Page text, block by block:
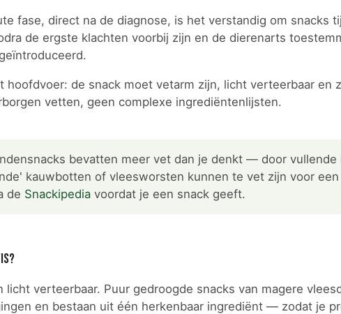
fase, direct na de diagnose, is het verstandig om snacks
de ergste klachten voorbij zijn en de dierenarts
hoofdvoer: de snack moet vetarm zijn, licht verteerbaar en
vetten, geen complexe ingrediëntenlijsten.
bevatten meer vet dan je denkt — door vullende
kauwbotten of vleesworsten kunnen te vet zijn voor
de Snackipedia voordat je een snack geeft.
verteerbaar. Puur gedroogde snacks van magere
en bestaan uit één herkenbaar ingrediënt — zodat je